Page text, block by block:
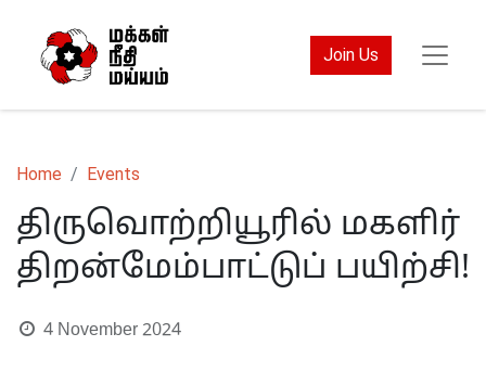
Join Us
Home Events
திருவொற்றியூரில் மகளிர்
திறன்மேம்பாட்டுப் பயிற்சி!
4 November 2024